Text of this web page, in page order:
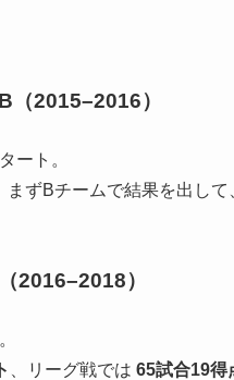
（2015–2016）
ート。
まずBチームで結果を出して
2016–2018）
、リーグ戦では 65試合19得